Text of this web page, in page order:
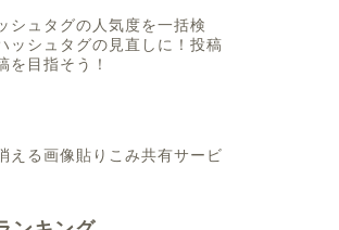
シュタグの人気度を一括検
ッシュタグの見直しに！投稿
を目指そう！
える画像貼りこみ共有サービ